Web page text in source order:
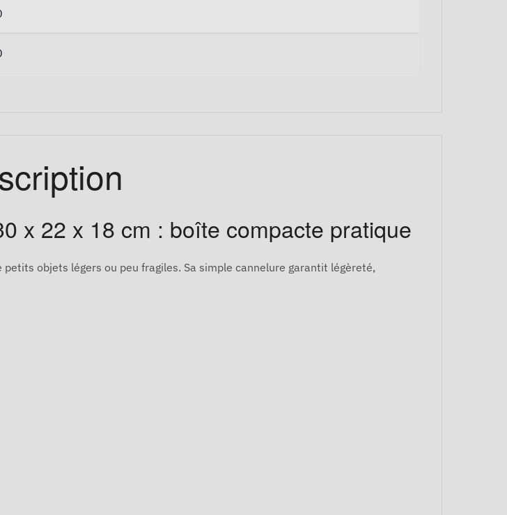
x 22 x 18 cm : boîte compacte pratique
objets légers ou peu fragiles. Sa simple cannelure garantit légèreté,